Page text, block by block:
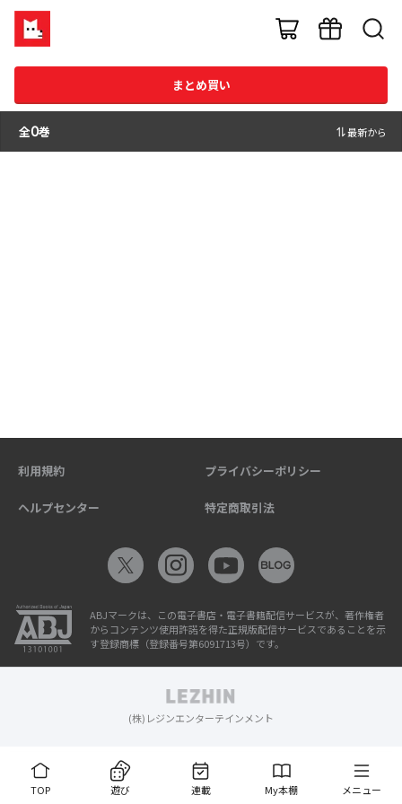
まとめ買い
全0巻 最新から
TOP 遊び 連載 My本棚 メニュー
利用規約 プライバシーポリシー
ヘルプセンター 特定商取引法
ABJマークは、この電子書店・電子書籍配信サービスが、著作権者
からコンテンツ使用許諾を得た正規版配信サービスであることを示
す登録商標（登録番号第6091713号）です。
(株)レジンエンターテインメント